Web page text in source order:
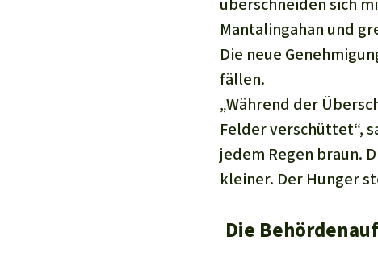
überschneiden sich
Mantalingahan und
Die neue
fällen.
„Während der
Felder verschüttet“,
jedem Regen braun.
kleiner. Der Hunger
Die